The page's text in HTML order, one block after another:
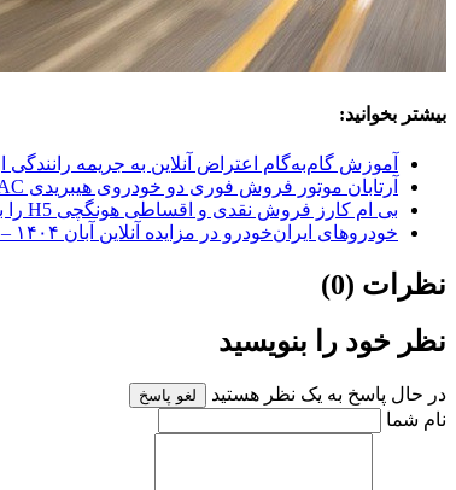
بیشتر بخوانید:
آموزش گام‌به‌گام اعتراض آنلاین به جریمه
آرتابان موتور فروش فوری دو خودروی هیبریدی GAC را با شرایط اقساطی و تحویل ۳۰ روزه اعلام کرد
بی ام کارز فروش نقدی و اقساطی هونگچی H5 را با تحویل فوری اعلام کرد
خودروهای ایران‌خودرو در مزایده آنلاین آبان ۱۴۰۴ – ثبت‌نام کنید
نظرات (0)
نظر خود را بنویسید
در حال پاسخ به یک نظر هستید لغو پاسخ
نام شما